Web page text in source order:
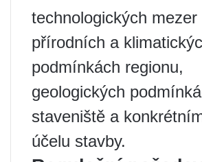
technologických
přírodních a
podmínkách regionu,
geologických
staveniště a
účelu stavby.